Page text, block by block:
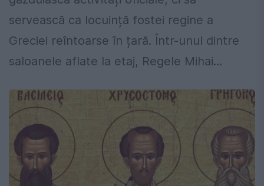
servească ca locuință fostei regine a
Greciei reîntoarse în țară. Într-unul dintre
saloanele aflate la etaj, Regele Mihai...